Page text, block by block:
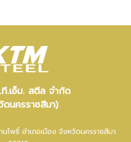
.เอ็ม. สตีล จำกัด
นครราชสีมา)
โพธิ์ อำเภอเมือง จังหวัดนครราชสีมา